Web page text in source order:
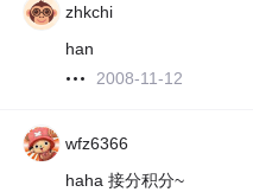
zhkchi
han
2008-11-12
wfz6366
haha 接分积分~